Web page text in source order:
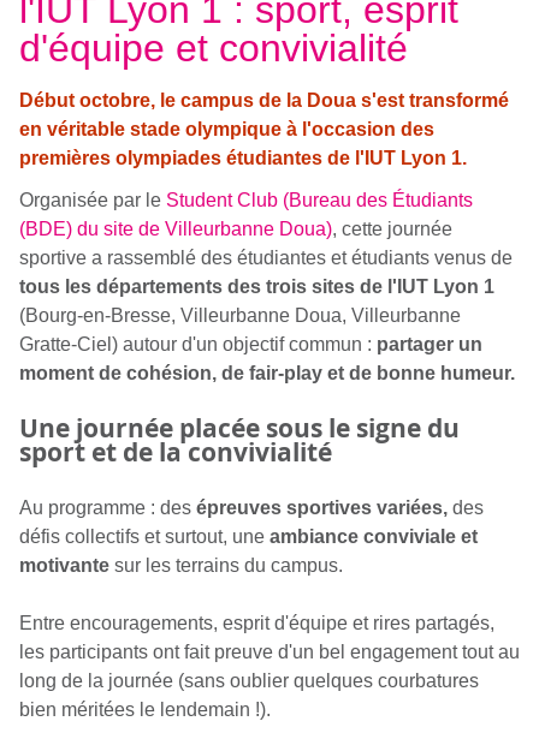
l'IUT Lyon 1 : sport, esprit
d'équipe et convivialité
Début octobre, le campus de la Doua s'est transformé
en véritable stade olympique à l'occasion des
premières olympiades étudiantes de l'IUT Lyon 1.
Organisée par le Student Club (Bureau des Étudiants
(BDE) du site de Villeurbanne Doua), cette journée
sportive a rassemblé des étudiantes et étudiants venus de
tous les départements des trois sites de l'IUT Lyon 1
(Bourg-en-Bresse, Villeurbanne Doua, Villeurbanne
Gratte-Ciel) autour d'un objectif commun : partager un
moment de cohésion, de fair-play et de bonne humeur.
Une journée placée sous le signe du
sport et de la convivialité
Au programme : des épreuves sportives variées, des
défis collectifs et surtout, une ambiance conviviale et
motivante sur les terrains du campus.
Entre encouragements, esprit d'équipe et rires partagés,
les participants ont fait preuve d'un bel engagement tout au
long de la journée (sans oublier quelques courbatures
bien méritées le lendemain !).